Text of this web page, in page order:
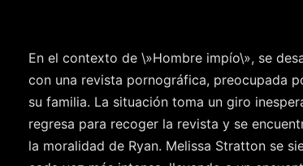
En el contexto de \»Hombre impío\», se
con una revista pornográfica, preocupada
su familia. La situación toma un giro
regresa para recoger la revista y se
la moralidad de Ryan. Melissa Stratton se